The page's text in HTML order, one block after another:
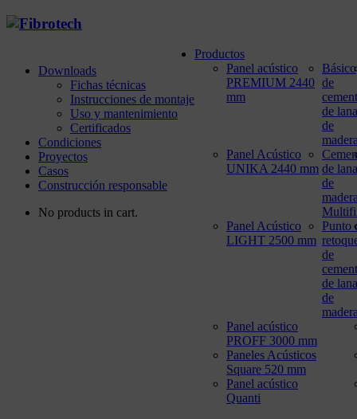
Downloads
Fichas técnicas
Instrucciones de montaje
Uso y mantenimiento
Certificados
Condiciones
Proyectos
Casos
Construcción responsable
No products in cart.
Productos
Panel acústico
PREMIUM 2440
mm
Panel Acústico
UNIKA 2440 mm
Panel Acústico
LIGHT 2500 mm
Panel acústico
PROFF 3000 mm
Paneles Acústicos
Square 520 mm
Panel acústico
Quanti
Básico
de
de lana
de
de lana
de
Punto
de
de lana
de